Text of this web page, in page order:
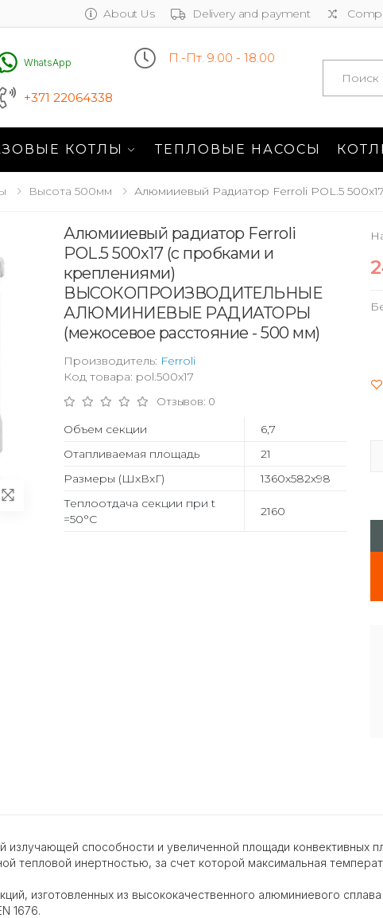
About Us Delivery and payment
WhatsApp
+371 22064338
П.-Пт. 9.00 - 18.00 Search
КОТЛЫ ТЕПЛОВЫЕ НАСОСЫ
Высота 500мм Алюмииевый Радиатор Ferroli POL.5
Алюмииевый радиатор Ferroli
POL.5 500x17 (с пробками и
креплениями)
ВЫСОКОПРОИЗВОДИТЕЛЬНЫЕ
АЛЮМИНИЕВЫЕ РАДИАТОРЫ
(межосевое расстояние - 500 мм)
Производитель: Ferroli
Код товара: pol.500x17
Отзывов: 0
Объем секции
6,7
Отапливаемая площадь
21
Размеры (ШхВхГ)
1360х582х98
Теплоотдача секции при t
=50°С
2160
способности и увеличенной площади конвективных
тепловой инертностью, за счет которой максимальная
изготовленных из высококачественного алюминиевого
1676.